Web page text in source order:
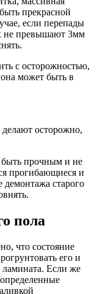
прекрасной
если перепады
не превышают 3мм
с осторожностью,
может быть в
осторожно,
прочным и не
прогибающиеся и
старого
пола
что состояние
его и
ламината. Если же